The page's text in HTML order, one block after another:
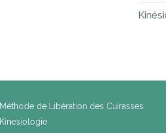
Méthode de Libération des Cuirasses
Kinesiologie